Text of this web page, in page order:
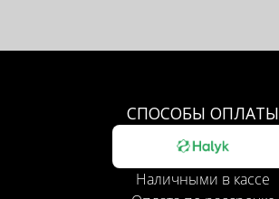
СПОСОБЫ ОПЛАТЫ
Наличными в кассе